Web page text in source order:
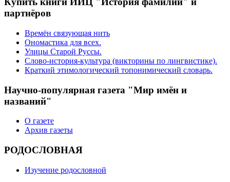
партнёров
Времён связующая нить
Ономастика для всех.
Улицы Старой Руссы.
Слово-история-культура (викторины по лингвистике).
Краткий этимологический топонимический словарь.
Научно-популярная газета "Мир имён и
названий"
О газете
Архив газеты
РОДОСЛОВНАЯ
Изучение родословной